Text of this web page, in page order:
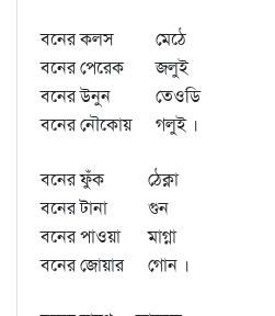
বনের কলস
মেঠে
বনের পেরেক
জলুই
বনের উনুন
তেওডি
বনের নৌকোয় গলুই ।
বনের ফুঁক
ঠেক্না
বনের টানা
গুন
বনের পাওয়া
মাগ্না
বনের জোয়ার গোন ।